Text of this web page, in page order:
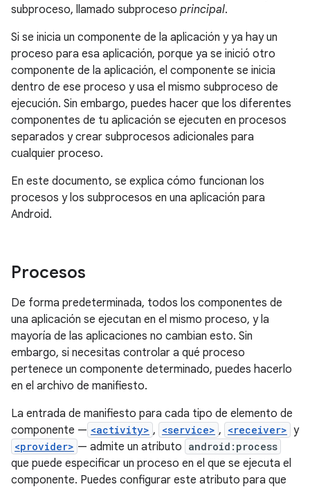
subproceso, llamado subproceso principal.
Si se inicia un componente de la aplicación y ya hay un
proceso para esa aplicación, porque ya se inició otro
componente de la aplicación, el componente se inicia
dentro de ese proceso y usa el mismo subproceso de
ejecución. Sin embargo, puedes hacer que los diferentes
componentes de tu aplicación se ejecuten en procesos
separados y crear subprocesos adicionales para
cualquier proceso.
En este documento, se explica cómo funcionan los
procesos y los subprocesos en una aplicación para
Android.
Procesos
De forma predeterminada, todos los componentes de
una aplicación se ejecutan en el mismo proceso, y la
mayoría de las aplicaciones no cambian esto. Sin
embargo, si necesitas controlar a qué proceso
pertenece un componente determinado, puedes hacerlo
en el archivo de manifiesto.
La entrada de manifiesto para cada tipo de elemento de
componente — <activity> , <service> , <receiver> y
<provider> — admite un atributo android:process
que puede especificar un proceso en el que se ejecuta el
componente. Puedes configurar este atributo para que